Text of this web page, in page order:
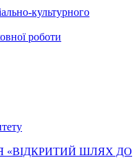
культурного
роботи
«ВІДКРИТИЙ ШЛЯХ ДО